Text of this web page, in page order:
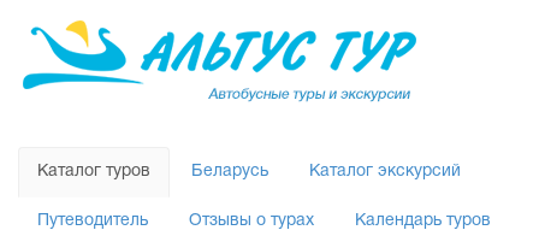
Каталог туров Беларусь Каталог экскурсий
Путеводитель Отзывы о турах Календарь туров